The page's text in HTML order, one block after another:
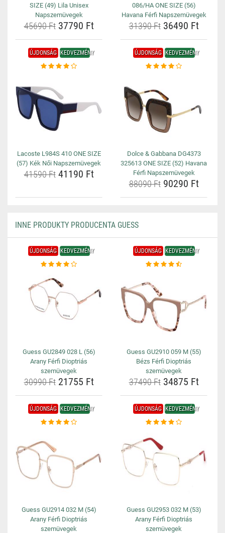
SIZE (49) Lila Unisex
Napszemüvegek
45690 Ft37790 Ft
086/HA ONE SIZE (56)
Havana Férfi Napszemüvegek
31390 Ft36490 Ft
ÚJDONSÁG KEDVEZMÉNY
Lacoste L984S 410 ONE SIZE
(57) Kék Női Napszemüvegek
41590 Ft41190 Ft
ÚJDONSÁG KEDVEZMÉNY
Dolce & Gabbana DG4373
325613 ONE SIZE (52) Havana
Férfi Napszemüvegek
88090 Ft90290 Ft
INNE PRODUKTY PRODUCENTA GUESS
ÚJDONSÁG KEDVEZMÉNY
Guess GU2849 028 L (56)
Arany Férfi Dioptriás
szemüvegek
30990 Ft21755 Ft
ÚJDONSÁG KEDVEZMÉNY
Guess GU2910 059 M (55)
Bézs Férfi Dioptriás
szemüvegek
37490 Ft34875 Ft
ÚJDONSÁG KEDVEZMÉNY
Guess GU2914 032 M (54)
Arany Férfi Dioptriás
szemüvegek
ÚJDONSÁG KEDVEZMÉNY
Guess GU2953 032 M (53)
Arany Férfi Dioptriás
szemüvegek